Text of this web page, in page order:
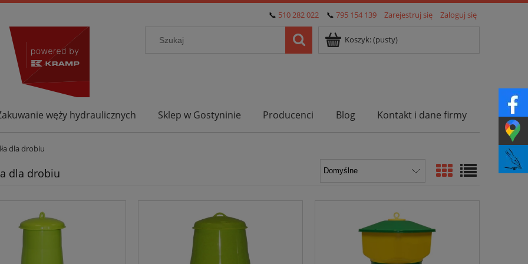
📞 510 282 022 📞 795 154 139 Zarejestruj się Zaloguj się
Koszyk:(pusty)
węży hydraulicznych Sklep w Gostyninie Producenci Blog Kontakt i dane firmy
dla drobiu
dla drobiu